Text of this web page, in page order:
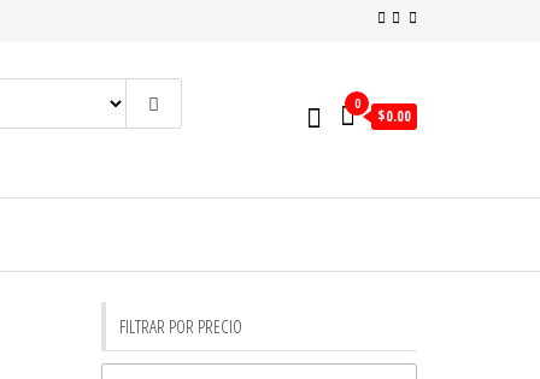
0
$0.00
FILTRAR POR PRECIO